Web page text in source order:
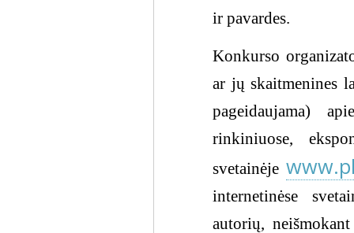
ir pavardes.
Konkurso
ar jų skaitmenines
pageidaujama)
rinkiniuose,
svetainėje
internetinėse
autorių,